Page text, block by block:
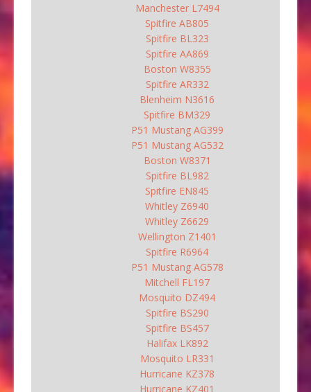
Manchester L7494
Spitfire AB805
Spitfire BL323
Spitfire AA869
Boston W8355
Spitfire AR332
Blenheim N3616
Spitfire BM329
P51 Mustang AG399
P51 Mustang AG532
Boston W8371
Spitfire BL982
Spitfire EN845
Whitley Z6940
Whitley Z6629
Wellington Z1401
Spitfire R6964
P51 Mustang AG578
Mitchell FL197
Mosquito DZ494
Spitfire BS290
Spitfire BS457
Halifax LK892
Mosquito LR331
Hurricane KZ378
Hurricane KZ401